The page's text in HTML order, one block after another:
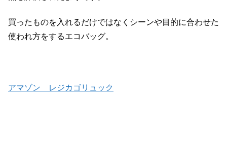
買ったものを入れるだけではなくシーンや目的に合わせた
使われ方をするエコバッグ。
アマゾン レジカゴリュック